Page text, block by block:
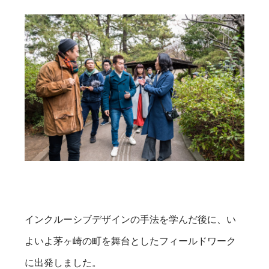
インクルーシブデザインの手法を学んだ後に、い
よいよ茅ヶ崎の町を舞台としたフィールドワーク
に出発しました。